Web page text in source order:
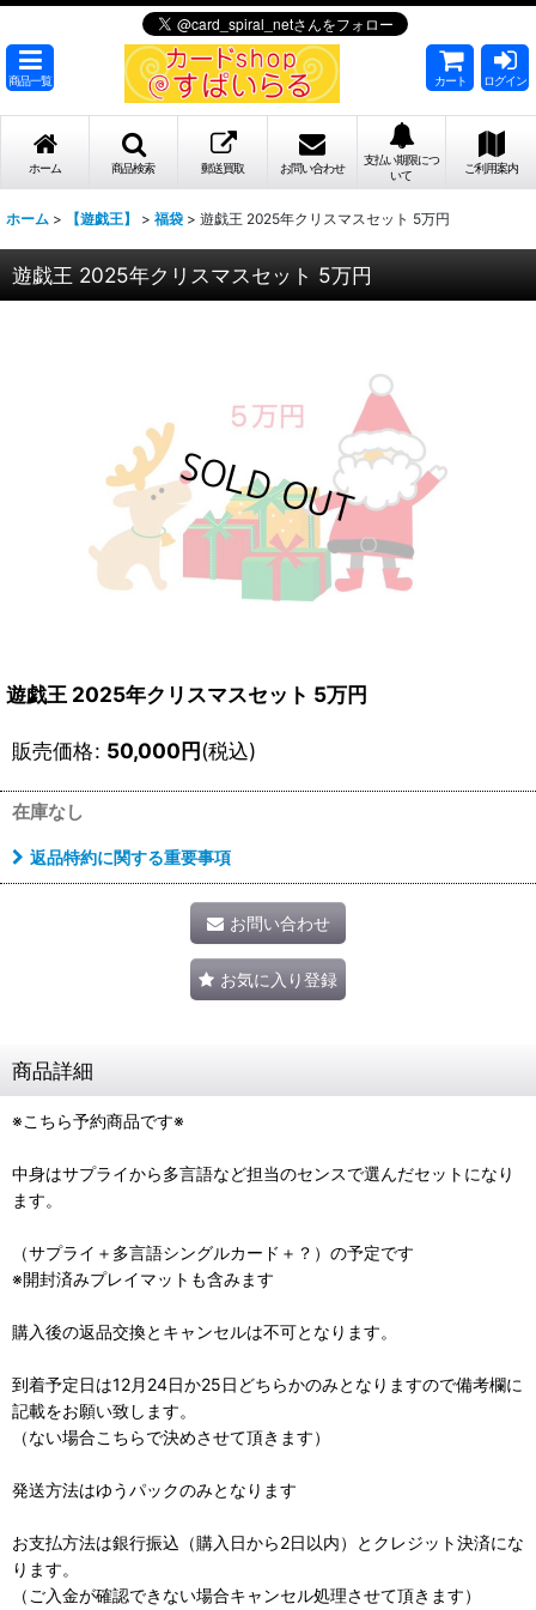
商品一覧 カート ログイン
ホーム 商品検索 郵送買取 お問い合わせ
支払い期限につ
いて
ご利用案内
ホーム > 【遊戯王】 > 福袋 > 遊戯王 2025年クリスマスセット 5万円
遊戯王 2025年クリスマスセット 5万円
遊戯王 2025年クリスマスセット 5万円
販売価格: 50,000円(税込)
在庫なし
返品特約に関する重要事項
お問い合わせ
お気に入り登録
商品詳細
※こちら予約商品です※
中身はサプライから多言語など担当のセンスで選んだセットになり
ます。
（サプライ＋多言語シングルカード＋？）の予定です
※開封済みプレイマットも含みます
購入後の返品交換とキャンセルは不可となります。
到着予定日は12月24日か25日どちらかのみとなりますので備考欄に
記載をお願い致します。
（ない場合こちらで決めさせて頂きます）
発送方法はゆうパックのみとなります
お支払方法は銀行振込（購入日から2日以内）とクレジット決済にな
ります。
（ご入金が確認できない場合キャンセル処理させて頂きます）